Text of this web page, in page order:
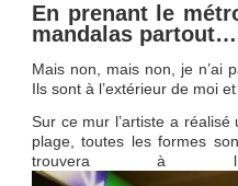
En prenant le
mandalas partout…
Mais non, mais non, je n’ai
Ils sont à l’extérieur de moi
Sur ce mur l’artiste a
plage, toutes les formes
trouvera à